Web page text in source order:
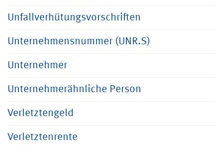
Unfallverhütungsvorschriften
Unternehmensnummer (UNR.S)
Unternehmer
Unternehmerähnliche Person
Verletztengeld
Verletztenrente